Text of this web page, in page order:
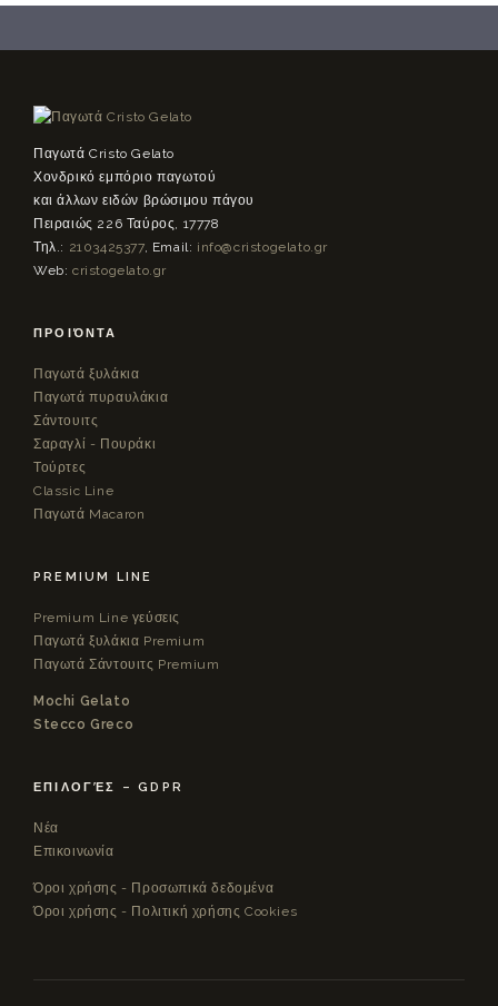
Παγωτά Cristo Gelato
Χονδρικό εμπόριο παγωτού
και άλλων ειδών βρώσιμου πάγου
Πειραιώς 226 Ταύρος, 17778
Τηλ.: 2103425377, Email: info@cristogelato.gr
Web: cristogelato.gr
ΠΡΟΪΌΝΤΑ
Παγωτά ξυλάκια
Παγωτά πυραυλάκια
Σάντουιτς
Σαραγλί - Πουράκι
Τούρτες
Classic Line
Παγωτά Macaron
PREMIUM LINE
Premium Line γεύσεις
Παγωτά ξυλάκια Premium
Παγωτά Σάντουιτς Premium
Mochi Gelato
Stecco Greco
ΕΠΙΛΟΓΈΣ – GDPR
Νέα
Επικοινωνία
Όροι χρήσης - Προσωπικά δεδομένα
Όροι χρήσης - Πολιτική χρήσης Cookies